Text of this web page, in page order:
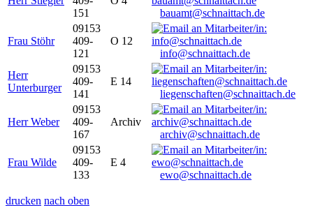
151
bauamt@schnaittach.de
Frau Stöhr
09153
409-
121
O 12
info@schnaittach.de
Herr
Unterburger
09153
409-
141
E 14
liegenschaften@schnaittach.de
Herr Weber
09153
409-
167
Archiv
archiv@schnaittach.de
Frau Wilde
09153
409-
133
E 4
ewo@schnaittach.de
drucken nach oben